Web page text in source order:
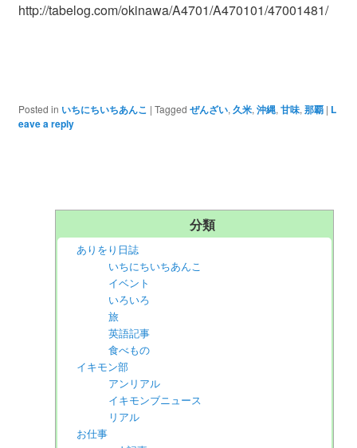
http://tabelog.com/okinawa/A4701/A470101/47001481/
Posted in いちにちいちあんこ | Tagged ぜんざい, 久米, 沖縄, 甘味, 那覇 | L
eave a reply
分類
ありをり日誌
いちにちいちあんこ
イベント
いろいろ
旅
英語記事
食べもの
イキモン部
アンリアル
イキモンブニュース
リアル
お仕事